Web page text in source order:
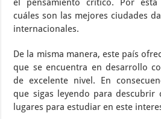
el pensamiento crítico. Por esta
cuáles son las mejores ciudades
internacionales.
De la misma manera, este país
que se encuentra en desarrollo
de excelente nivel. En
que sigas leyendo para descubrir
lugares para estudiar en este